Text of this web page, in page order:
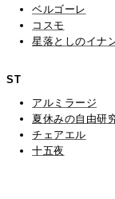
ベルゴーレ
コスモ
星落としのイナ
ST
アルミラージ
夏休みの自由研
チェアエル
十五夜